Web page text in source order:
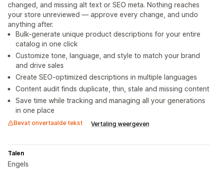
changed, and missing alt text or SEO meta. Nothing reaches
your store unreviewed — approve every change, and undo
anything after.
Bulk-generate unique product descriptions for your entire
catalog in one click
Customize tone, language, and style to match your brand
and drive sales
Create SEO-optimized descriptions in multiple languages
Content audit finds duplicate, thin, stale and missing content
Save time while tracking and managing all your generations
in one place
Bevat onvertaalde tekst Vertaling weergeven
Talen
Engels